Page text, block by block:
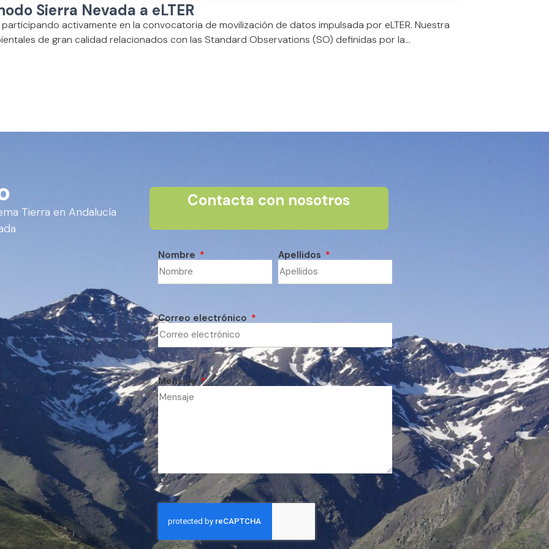
Sierra Nevada a eLTER
participando activamente en la convocatoria de movilización de datos impulsada por eLTER. Nuestra
de gran calidad relacionados con las Standard Observations (SO) definidas por la...
Tierra en Andalucía
Contacta con nosotros
Nombre Apellidos
Correo electrónico
Mensaje